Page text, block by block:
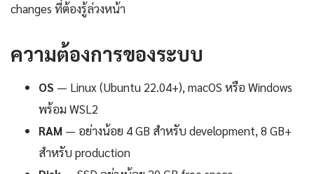
changes ที่ต้องรู้ล่วงหน้า
ความต้องการของระบบ
OS — Linux (Ubuntu 22.04+), macOS หรือ Windows
พร้อม WSL2
RAM — อย่างน้อย 4 GB สำหรับ development, 8 GB+
สำหรับ production